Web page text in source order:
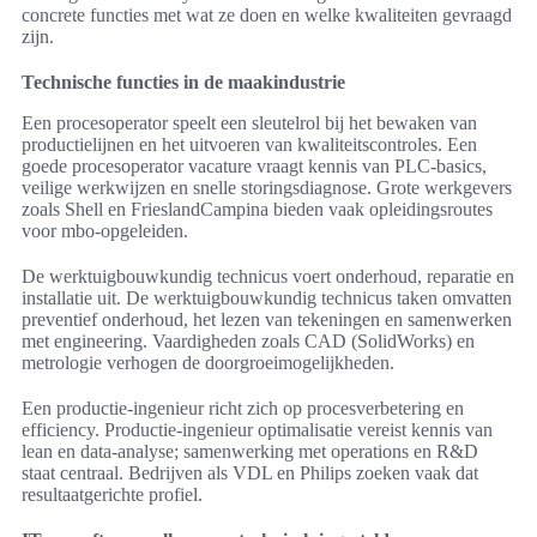
concrete functies met wat ze doen en welke kwaliteiten gevraagd
zijn.
Technische functies in de maakindustrie
Een procesoperator speelt een sleutelrol bij het bewaken van
productielijnen en het uitvoeren van kwaliteitscontroles. Een
goede procesoperator vacature vraagt kennis van PLC-basics,
veilige werkwijzen en snelle storingsdiagnose. Grote werkgevers
zoals Shell en FrieslandCampina bieden vaak opleidingsroutes
voor mbo-opgeleiden.
De werktuigbouwkundig technicus voert onderhoud, reparatie en
installatie uit. De werktuigbouwkundig technicus taken omvatten
preventief onderhoud, het lezen van tekeningen en samenwerken
met engineering. Vaardigheden zoals CAD (SolidWorks) en
metrologie verhogen de doorgroeimogelijkheden.
Een productie-ingenieur richt zich op procesverbetering en
efficiency. Productie-ingenieur optimalisatie vereist kennis van
lean en data-analyse; samenwerking met operations en R&D
staat centraal. Bedrijven als VDL en Philips zoeken vaak dat
resultaatgerichte profiel.